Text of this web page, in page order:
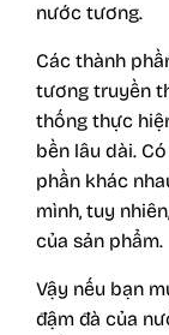
nước tương.
Các thành
tương truyền
thống thực
bền lâu dài.
phần khác
mình, tuy
của sản phẩm.
Vậy nếu bạn
đậm đà của